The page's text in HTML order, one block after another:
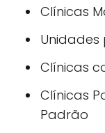
Clínicas
Unidades
Clínicas
Clínicas
Padrão